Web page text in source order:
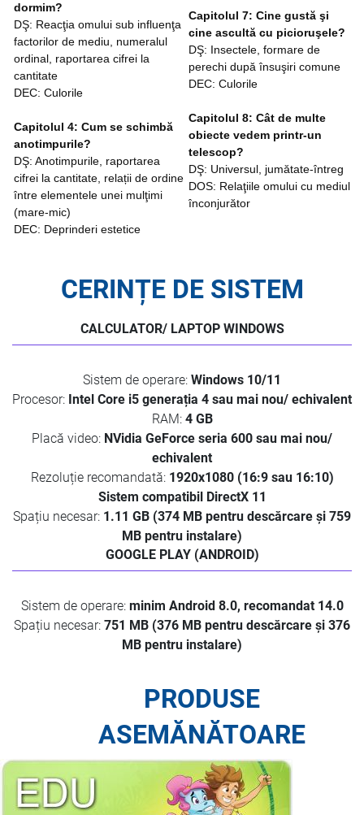
dormim?
DŞ: Reacţia omului sub influenţa
factorilor de mediu, numeralul
ordinal, raportarea cifrei la
cantitate
DEC: Culorile
Capitolul 4: Cum se schimbă
anotimpurile?
DŞ: Anotimpurile, raportarea
cifrei la cantitate, relații de ordine
între elementele unei mulţimi
(mare-mic)
DEC: Deprinderi estetice
Capitolul 7: Cine gustă şi
cine ascultă cu picioruşele?
DŞ: Insectele, formare de
perechi după însuşiri comune
DEC: Culorile
Capitolul 8: Cât de multe
obiecte vedem printr-un
telescop?
DŞ: Universul, jumătate-întreg
DOS: Relaţiile omului cu mediul
înconjurător
CERINȚE DE SISTEM
CALCULATOR/ LAPTOP WINDOWS
Sistem de operare: Windows 10/11
Procesor: Intel Core i5 generația 4 sau mai nou/ echivalent
RAM: 4 GB
Placă video: NVidia GeForce seria 600 sau mai nou/
echivalent
Rezoluție recomandată: 1920x1080 (16:9 sau 16:10)
Sistem compatibil DirectX 11
Spațiu necesar: 1.11 GB (374 MB pentru descărcare și 759
MB pentru instalare)
GOOGLE PLAY (ANDROID)
Sistem de operare: minim Android 8.0, recomandat 14.0
Spațiu necesar: 751 MB (376 MB pentru descărcare și 376
MB pentru instalare)
PRODUSE
ASEMĂNĂTOARE